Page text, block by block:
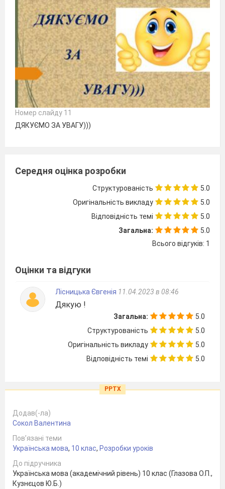
Номер слайду 11
ДЯКУЄМО ЗА УВАГУ)))
Середня оцінка розробки
Структурованість
5.0
Оригінальність викладу
5.0
Відповідність темі
5.0
Загальна:
5.0
Всього відгуків: 1
Оцінки та відгуки
Лісницька Євгенія 11.04.2023 в 08:46
Дякую !
Загальна:
5.0
Структурованість
5.0
Оригінальність викладу
5.0
Відповідність темі
5.0
PPTX
Додав(-ла)
Сокол Валентина
Пов’язані теми
Українська мова, 10 клас, Розробки уроків
До підручника
Українська мова (академічний рівень) 10 клас (Глазова О.П.,
Кузнєцов Ю.Б.)